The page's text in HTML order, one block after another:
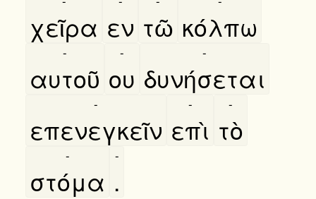
χεῖρα εν τῶ κόλπω
αυτοῦ
-
ου
-
δυνήσεται
-
επενεγκεῖν
-
επὶ
-
τὸ
-
στόμα
-
.
-